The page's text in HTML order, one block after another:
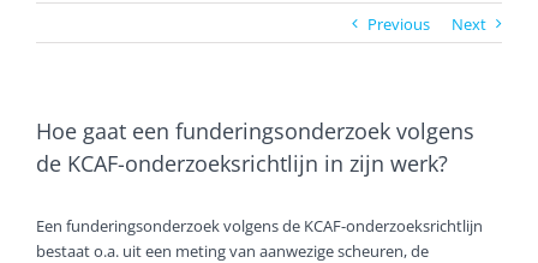
Previous Next
Hoe gaat een funderingsonderzoek volgens
de KCAF-onderzoeksrichtlijn in zijn werk?
Een funderingsonderzoek volgens de KCAF-onderzoeksrichtlijn
bestaat o.a. uit een meting van aanwezige scheuren, de